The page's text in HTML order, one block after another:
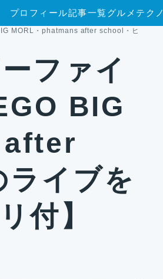
プロフィール記事一覧グルメ テク
MORL・phatmans after school・ヒトリエ
ファイ
BIG
after
イブを
付】